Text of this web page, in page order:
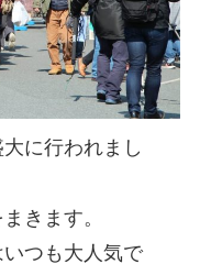
に行われまし
きます。
つも大人気で